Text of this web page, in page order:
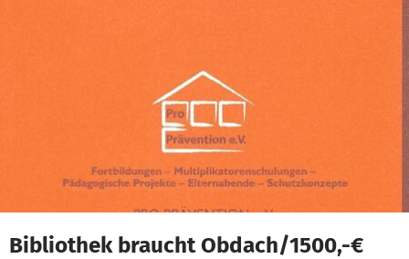
Bibliothek braucht Obdach/1500,-€